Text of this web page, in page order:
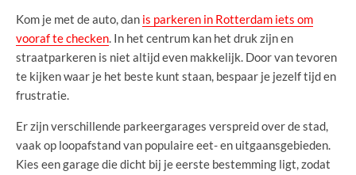
Kom je met de auto, dan is parkeren in Rotterdam iets om
vooraf te checken. In het centrum kan het druk zijn en
straatparkeren is niet altijd even makkelijk. Door van tevoren
te kijken waar je het beste kunt staan, bespaar je jezelf tijd en
frustratie.
Er zijn verschillende parkeergarages verspreid over de stad,
vaak op loopafstand van populaire eet- en uitgaansgebieden.
Kies een garage die dicht bij je eerste bestemming ligt, zodat